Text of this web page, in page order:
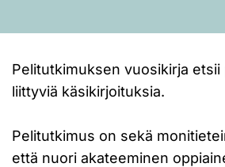
Pelitutkimuksen vuosikirja
liittyviä käsikirjoituksia.
Pelitutkimus on sekä
että nuori akateeminen